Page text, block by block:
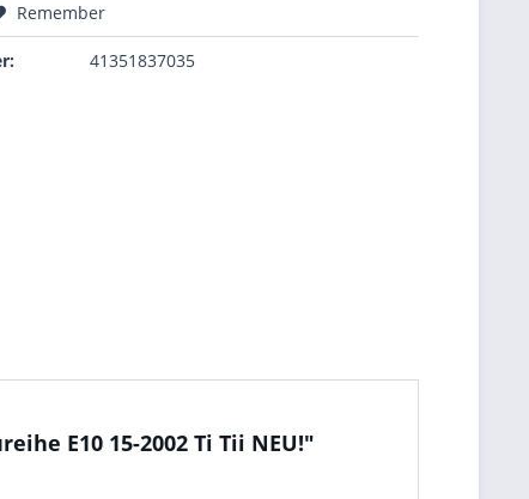
Remember
41351837035
E10 15-2002 Ti Tii NEU!"